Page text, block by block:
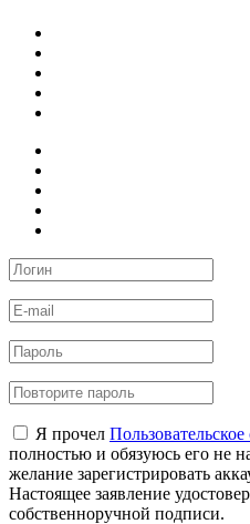
Я прочел
полностью и обязуюсь его не
желание зарегистрировать
Настоящее заявление
собственноручной подписи.